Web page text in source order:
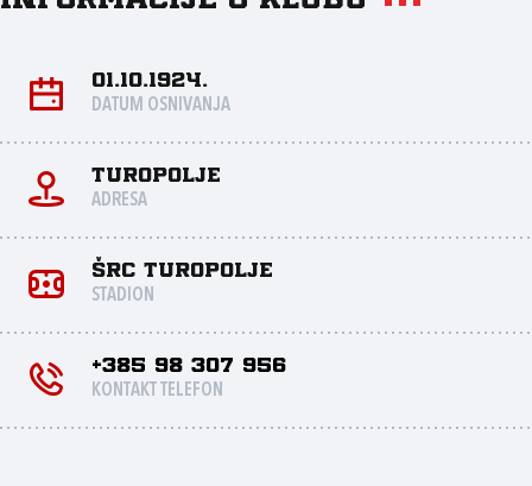
01.10.1924.
DATUM OSNIVANJA
Turopolje
ADRESA
ŠRC TUROPOLJE
STADION
+385 98 307 956
KONTAKT TELEFON